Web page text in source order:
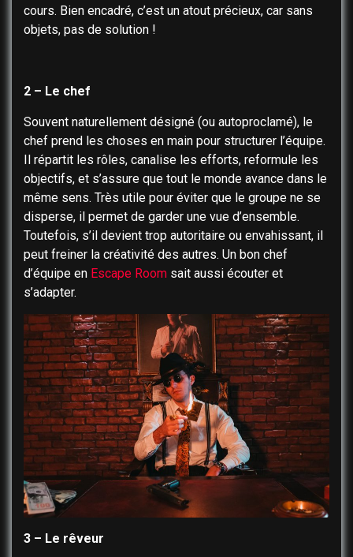
cours. Bien encadré, c’est un atout précieux, car sans
objets, pas de solution !
2 – Le chef
Souvent naturellement désigné (ou autoproclamé), le
chef prend les choses en main pour structurer l’équipe.
Il répartit les rôles, canalise les efforts, reformule les
objectifs, et s’assure que tout le monde avance dans le
même sens. Très utile pour éviter que le groupe ne se
disperse, il permet de garder une vue d’ensemble.
Toutefois, s’il devient trop autoritaire ou envahissant, il
peut freiner la créativité des autres. Un bon chef
d’équipe en Escape Room sait aussi écouter et
s’adapter.
3 – Le rêveur